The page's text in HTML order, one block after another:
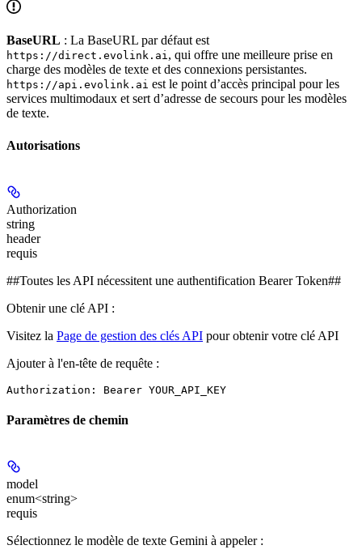
BaseURL : La BaseURL par défaut est
https://direct.evolink.ai, qui offre une meilleure prise en
charge des modèles de texte et des connexions persistantes.
https://api.evolink.ai est le point d’accès principal pour les
services multimodaux et sert d’adresse de secours pour les modèles
de texte.
Autorisations
Authorization
string
header
requis
##Toutes les API nécessitent une authentification Bearer Token##
Obtenir une clé API :
Visitez la Page de gestion des clés API pour obtenir votre clé API
Ajouter à l'en-tête de requête :
Authorization: Bearer YOUR_API_KEY
Paramètres de chemin
model
enum<string>
requis
Sélectionnez le modèle de texte Gemini à appeler :